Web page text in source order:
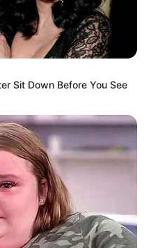
Pensionen,
verschiedener
und online gebucht
kostenlos
Sit Down Before You See